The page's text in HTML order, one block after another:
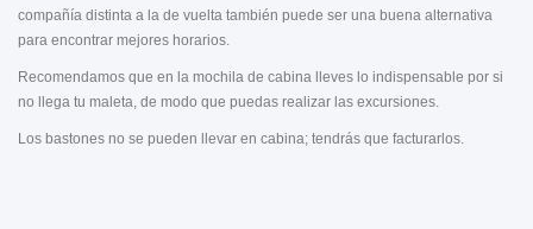
compañía distinta a la de vuelta también puede ser una buena alternativa
para encontrar mejores horarios.
Recomendamos que en la mochila de cabina lleves lo indispensable por si
no llega tu maleta, de modo que puedas realizar las excursiones.
Los bastones no se pueden llevar en cabina; tendrás que facturarlos.